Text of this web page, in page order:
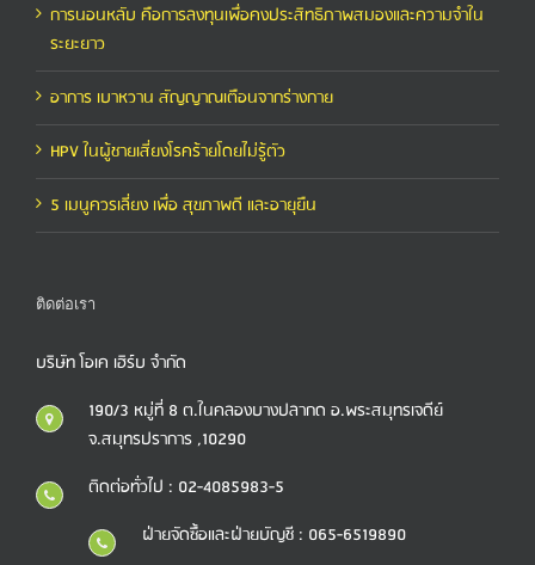
การนอนหลับ คือการลงทุนเพื่อคงประสิทธิภาพสมองและความจำใน
ระยะยาว
อาการ เบาหวาน สัญญาณเตือนจากร่างกาย
HPV ในผู้ชายเสี่ยงโรคร้ายโดยไม่รู้ตัว
5 เมนูควรเลี่ยง เพื่อ สุขภาพดี และอายุยืน
ติดต่อเรา
บริษัท โอเค เฮิร์บ จำกัด
190/3 หมู่ที่ 8 ต.ในคลองบางปลากด อ.พระสมุทรเจดีย์
จ.สมุทรปราการ ,10290
ติดต่อทั่วไป : 02-4085983-5
ฝ่ายจัดซื้อและฝ่ายบัญชี : 065-6519890